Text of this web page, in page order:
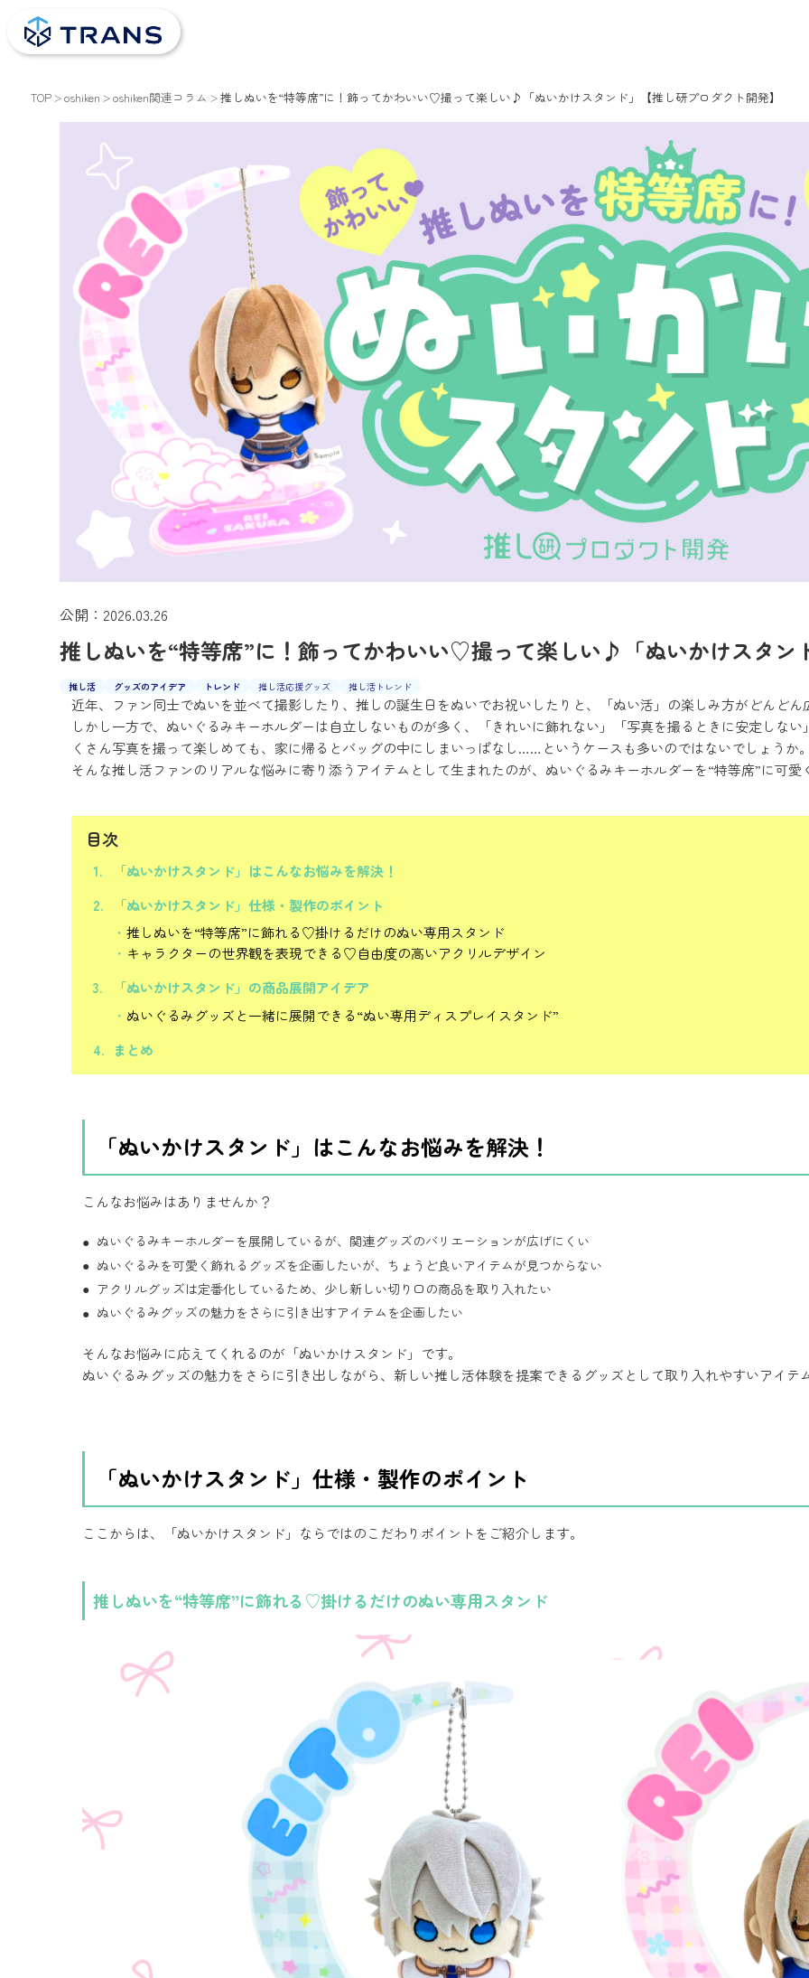
TOP oshiken oshiken関連コラム 推しぬいを“特等席”に！飾ってかわいい♡撮って楽しい♪「ぬいかけスタンド」【推し研プロダクト開発】
公開：2026.03.26
推しぬいを“特等席”に！飾ってかわいい♡撮って楽しい♪「ぬいかけスタン
推し活 グッズのアイデア トレンド 推し活応援グッズ 推し活トレンド
近年、ファン同士でぬいを並べて撮影したり、推しの誕生日をぬいでお祝いしたりと、「ぬい活」の楽しみ方がどんどん
しかし一方で、ぬいぐるみキーホルダーは自立しないものが多く、「きれいに飾れない」「写真を撮るときに安定しな
くさん写真を撮って楽しめても、家に帰るとバッグの中にしまいっぱなし……というケースも多いのではないでしょうか
そんな推し活ファンのリアルな悩みに寄り添うアイテムとして生まれたのが、ぬいぐるみキーホルダーを“特等席”に可
目次
「ぬいかけスタンド」はこんなお悩みを解決！
「ぬいかけスタンド」仕様・製作のポイント
推しぬいを“特等席”に飾れる♡掛けるだけのぬい専用スタンド
キャラクターの世界観を表現できる♡自由度の高いアクリルデザイン
「ぬいかけスタンド」の商品展開アイデア
ぬいぐるみグッズと一緒に展開できる“ぬい専用ディスプレイスタンド”
まとめ
「ぬいかけスタンド」はこんなお悩みを解決！
こんなお悩みはありませんか？
ぬいぐるみキーホルダーを展開しているが、関連グッズのバリエーションが広げにくい
ぬいぐるみを可愛く飾れるグッズを企画したいが、ちょうど良いアイテムが見つからない
アクリルグッズは定番化しているため、少し新しい切り口の商品を取り入れたい
ぬいぐるみグッズの魅力をさらに引き出すアイテムを企画したい
そんなお悩みに応えてくれるのが「ぬいかけスタンド」です。
ぬいぐるみグッズの魅力をさらに引き出しながら、新しい推し活体験を提案できるグッズとして取り入れやすいアイテ
「ぬいかけスタンド」仕様・製作のポイント
ここからは、「ぬいかけスタンド」ならではのこだわりポイントをご紹介します。
推しぬいを“特等席”に飾れる♡掛けるだけのぬい専用スタンド